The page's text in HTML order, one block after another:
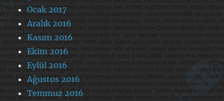
Ocak 2017
Aralık 2016
Kasım 2016
Ekim 2016
Eylül 2016
Ağustos 2016
Temmuz 2016